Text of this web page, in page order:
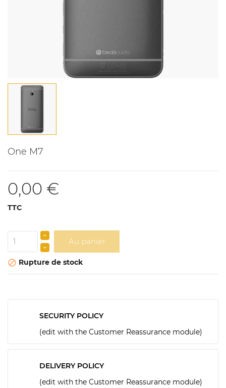
One M7
0,00 €
TTC
Au panier
 Rupture de stock
SECURITY POLICY
(edit with the Customer Reassurance module)
DELIVERY POLICY
(edit with the Customer Reassurance module)